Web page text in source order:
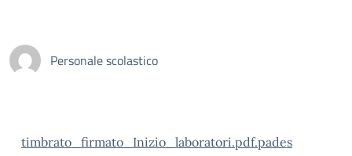
Personale scolastico
timbrato_firmato_Inizio_laboratori.pdf.pades